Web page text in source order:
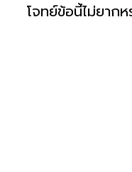
อนี้ไม่ยากหรอกค